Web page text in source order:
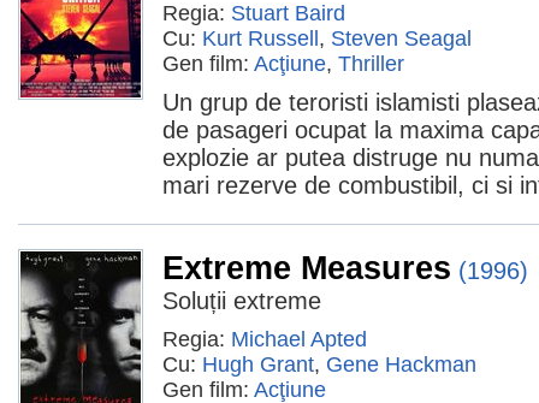
Regia: Stuart Baird
Cu: Kurt Russell , Steven Seagal
Gen film: Acţiune, Thriller
Un grup de teroristi islamisti
de pasageri ocupat la maxima
explozie ar putea distruge nu
mari rezerve de combustibil, ci si
Extreme Measures (1996)
Soluții extreme
Regia: Michael Apted
Cu: Hugh Grant, Gene Hackman
Gen film: Acţiune